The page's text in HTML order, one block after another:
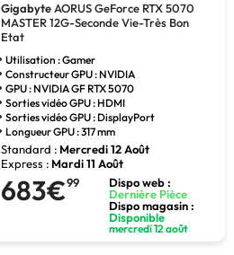
GigabyteAORUS GeForce RTX 5070
MASTER 12G-Seconde Vie-Très Bon
Etat
Utilisation : Gamer
Constructeur GPU : NVIDIA
GPU : NVIDIA GF RTX 5070
Sorties vidéo GPU : HDMI
Sorties vidéo GPU : DisplayPort
Longueur GPU : 317 mm
Standard : Mercredi 12 Août
Express : Mardi 11 Août
683€99
Dispo web :
Dernière Pièce
Dispo magasin :
Disponible
mercredi 12 août